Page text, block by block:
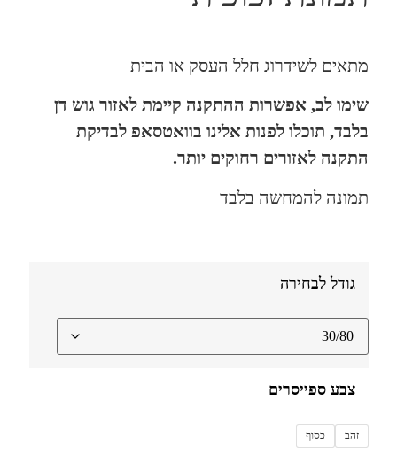
מתאים לשידרוג חלל העסק או הבית
שימו לב, אפשרות ההתקנה קיימת לאזור גוש דן
בלבד, תוכלו לפנות אלינו בוואטסאפ לבדיקת
התקנה לאזורים רחוקים יותר.
תמונה להמחשה בלבד
גודל לבחירה
צבע ספייסרים
זהב כסוף